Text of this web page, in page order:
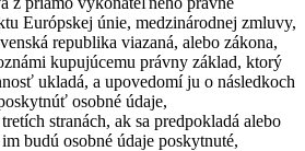
Európskej únie, medzinárodnej zmluvy,
republika viazaná, alebo zákona,
kupujúcemu právny základ, ktorý
ukladá, a upovedomí ju o následkoch
osobné údaje,
stranách, ak sa predpokladá alebo
budú osobné údaje poskytnuté,